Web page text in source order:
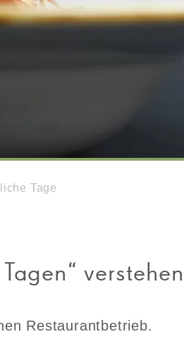
Tage
verstehen
Restaurantbetrieb.